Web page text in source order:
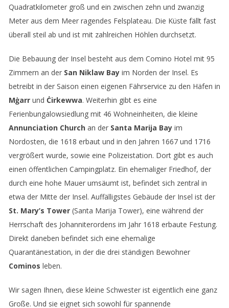
Quadratkilometer groß und ein zwischen zehn und zwanzig
Meter aus dem Meer ragendes Felsplateau. Die Küste fällt fast
überall steil ab und ist mit zahlreichen Höhlen durchsetzt.
Die Bebauung der Insel besteht aus dem Comino Hotel mit 95
Zimmern an der San Niklaw Bay im Norden der Insel. Es
betreibt in der Saison einen eigenen Fährservice zu den Häfen in
Mġarr und Ċirkewwa. Weiterhin gibt es eine
Ferienbungalowsiedlung mit 46 Wohneinheiten, die kleine
Annunciation Church an der Santa Marija Bay im
Nordosten, die 1618 erbaut und in den Jahren 1667 und 1716
vergrößert wurde, sowie eine Polizeistation. Dort gibt es auch
einen öffentlichen Campingplatz. Ein ehemaliger Friedhof, der
durch eine hohe Mauer umsäumt ist, befindet sich zentral in
etwa der Mitte der Insel. Auffälligstes Gebäude der Insel ist der
St. Mary’s Tower (Santa Marija Tower), eine während der
Herrschaft des Johanniterordens im Jahr 1618 erbaute Festung.
Direkt daneben befindet sich eine ehemalige
Quarantänestation, in der die drei ständigen Bewohner
Cominos leben.
Wir sagen Ihnen, diese kleine Schwester ist eigentlich eine ganz
Große. Und sie eignet sich sowohl für spannende